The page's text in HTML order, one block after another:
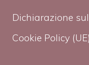
Dichiarazione
Cookie Policy (UE)